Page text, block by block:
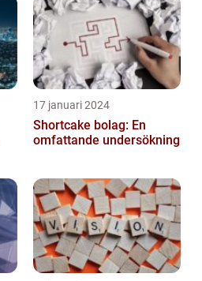
17 januari 2024
Shortcake bolag: En
omfattande undersökning